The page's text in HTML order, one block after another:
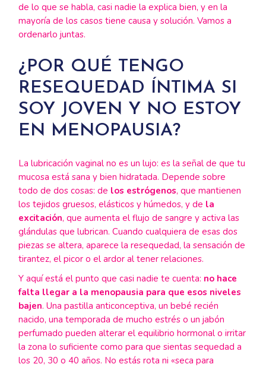
de lo que se habla, casi nadie la explica bien, y en la
mayoría de los casos tiene causa y solución. Vamos a
ordenarlo juntas.
¿POR QUÉ TENGO
RESEQUEDAD ÍNTIMA SI
SOY JOVEN Y NO ESTOY
EN MENOPAUSIA?
La lubricación vaginal no es un lujo: es la señal de que tu
mucosa está sana y bien hidratada. Depende sobre
todo de dos cosas: de los estrógenos, que mantienen
los tejidos gruesos, elásticos y húmedos, y de la
excitación, que aumenta el flujo de sangre y activa las
glándulas que lubrican. Cuando cualquiera de esas dos
piezas se altera, aparece la resequedad, la sensación de
tirantez, el picor o el ardor al tener relaciones.
Y aquí está el punto que casi nadie te cuenta: no hace
falta llegar a la menopausia para que esos niveles
bajen. Una pastilla anticonceptiva, un bebé recién
nacido, una temporada de mucho estrés o un jabón
perfumado pueden alterar el equilibrio hormonal o irritar
la zona lo suficiente como para que sientas sequedad a
los 20, 30 o 40 años. No estás rota ni «seca para